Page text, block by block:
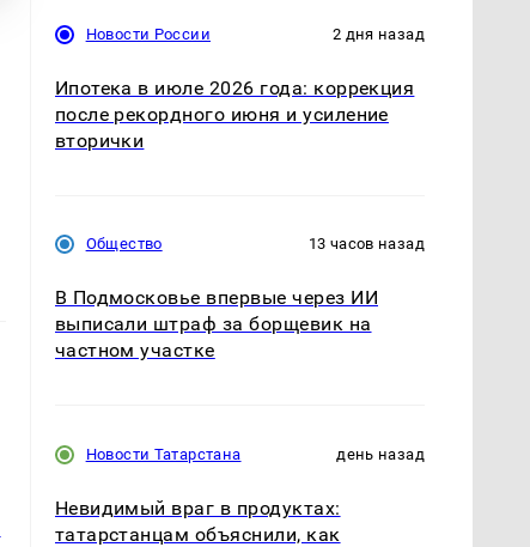
Новости России 2 дня назад
Ипотека в июле 2026 года: коррекция
после рекордного июня и усиление
вторички
Общество 13 часов назад
В Подмосковье впервые через ИИ
выписали штраф за борщевик на
частном участке
Новости Татарстана день назад
Невидимый враг в продуктах:
татарстанцам объяснили, как